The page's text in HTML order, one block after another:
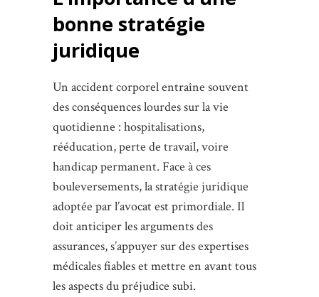
bonne stratégie
juridique
Un accident corporel entraîne souvent
des conséquences lourdes sur la vie
quotidienne : hospitalisations,
rééducation, perte de travail, voire
handicap permanent. Face à ces
bouleversements, la stratégie juridique
adoptée par l’avocat est primordiale. Il
doit anticiper les arguments des
assurances, s’appuyer sur des expertises
médicales fiables et mettre en avant tous
les aspects du préjudice subi.